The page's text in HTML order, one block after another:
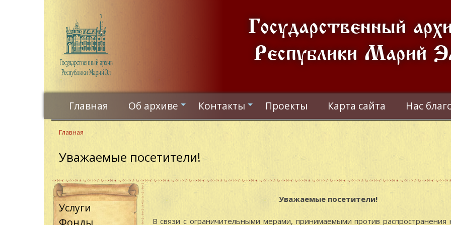
основному
содержанию
Государственный
Республики Марий
Главная +
Об архиве +
Контакты Проекты Карта сайта Нас
Главная
Уважаемые посетители!
Услуги
Фонды
Уважаемые посетители!
В связи с ограничительными мерами, принимаемыми против распространения